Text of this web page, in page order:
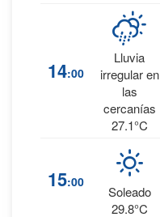
14:00
Lluvia
irregular en
las
cercanías
27.1°C
15:00
Soleado
29.8°C